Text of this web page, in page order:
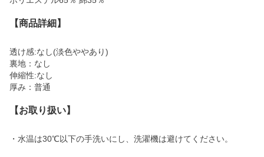
【商品詳細】
透け感:なし(淡色ややあり)
裏地：なし
伸縮性:なし
厚み：普通
【お取り扱い】
・水温は30℃以下の手洗いにし、洗濯機は避けてください。